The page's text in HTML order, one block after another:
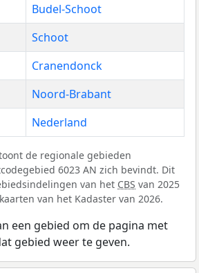
Budel-Schoot
Schoot
Cranendonck
Noord-Brabant
Nederland
de regionale gebieden
6023 AN zich bevindt. Dit
van het CBS van 2025
van het Kadaster van 2026.
een gebied om de pagina met
gebied weer te geven.